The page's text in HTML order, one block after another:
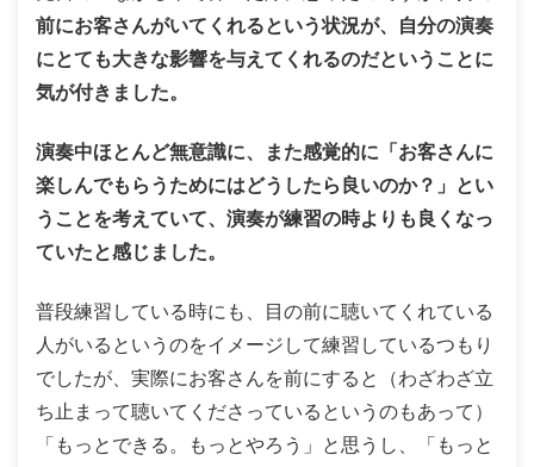
前にお客さんがいてくれるという状況が、自分の演奏
にとても大きな影響を与えてくれるのだということに
気が付きました。
演奏中ほとんど無意識に、また感覚的に「お客さんに
楽しんでもらうためにはどうしたら良いのか？」とい
うことを考えていて、演奏が練習の時よりも良くなっ
ていたと感じました。
普段練習している時にも、目の前に聴いてくれている
人がいるというのをイメージして練習しているつもり
でしたが、実際にお客さんを前にすると（わざわざ立
ち止まって聴いてくださっているというのもあって）
「もっとできる。もっとやろう」と思うし、「もっと